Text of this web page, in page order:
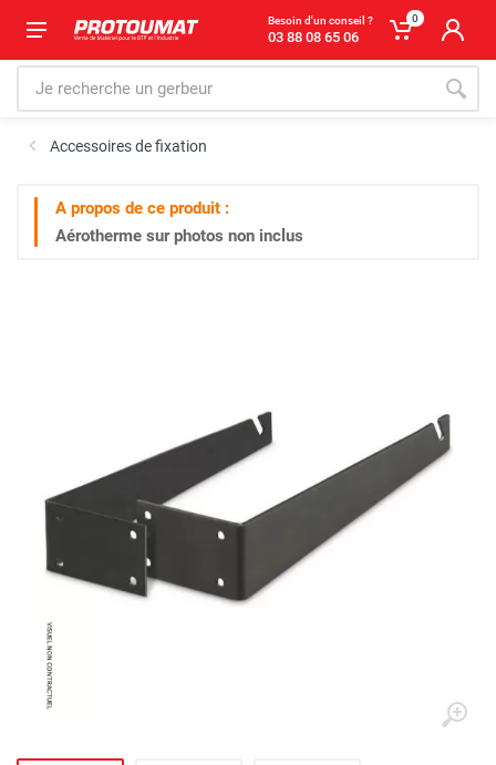
Besoin d'un conseil ?
03 88 08 65 06
0
Accessoires de fixation
A propos de ce produit :
Aérotherme sur photos non inclus